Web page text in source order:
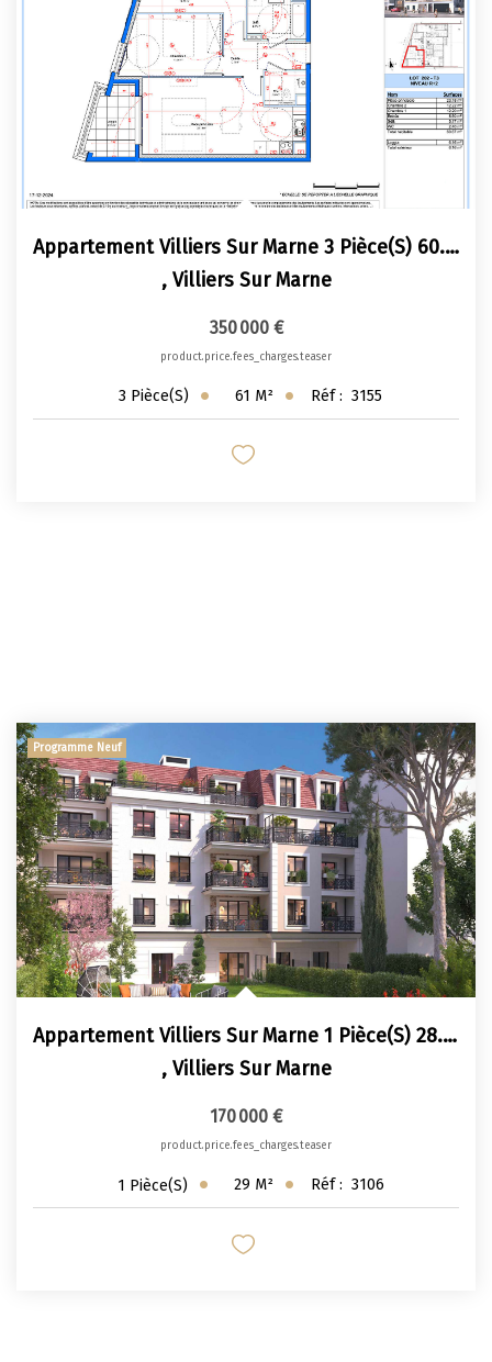
Appartement Villiers Sur Marne 3 Pièce(s) 60.67 M2
, Villiers Sur Marne
350 000 €
product.price.fees_charges.teaser
3 Pièce(s) 61 M² Réf : 3155
Programme Neuf
Appartement Villiers Sur Marne 1 Pièce(s) 28.60 M2
, Villiers Sur Marne
170 000 €
product.price.fees_charges.teaser
1 Pièce(s) 29 M² Réf : 3106